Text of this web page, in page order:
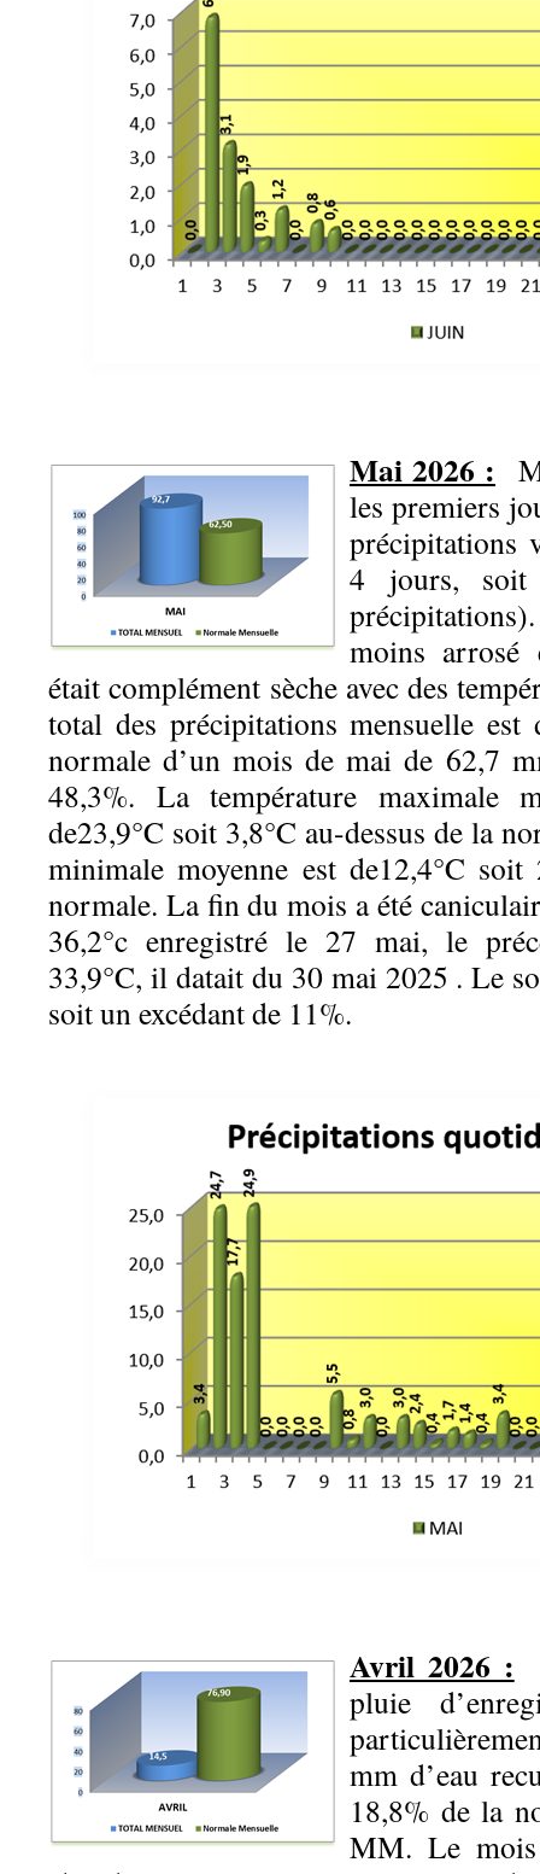
Mai 2026 :
les premiers
précipitations
4 jours, soit
moins arrosé
était complément sèche avec des
total des précipitations mensuelle
normale d’un mois de mai de 62,7
48,3%. La température maximale
de23,9°C soit 3,8°C au-dessus de la
minimale moyenne est de12,4°C soit
normale. La fin du mois a été
36,2°c enregistré le 27 mai, le
33,9°C, il datait du 30 mai 2025 . Le
soit un excédant de 11%.
Avril 2026 :
pluie
mm d’eau
18,8% de la
MM. Le mois